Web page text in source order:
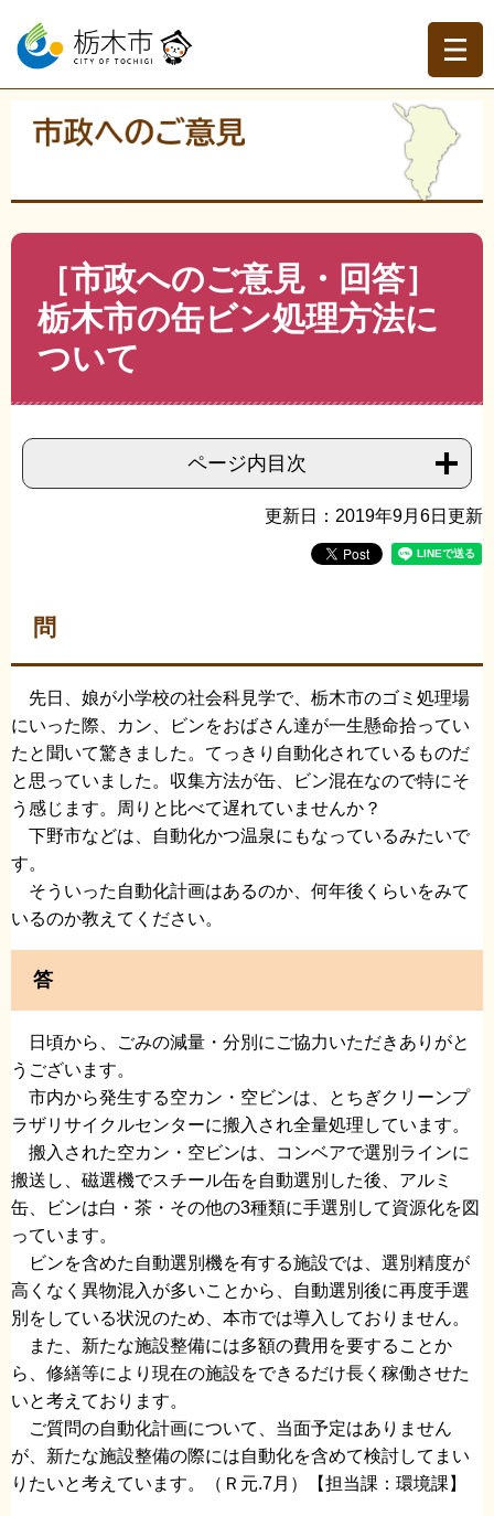
ー
の
ニ
ー
て
本
現在地
今までのご意見を読む
［市政へのご意
見・回答］栃木市の缶ビン処理方法について
［市政へのご意見・回答］
栃木市の缶ビン処理方法に
ついて
ページ内目次
更新日：2019年9月6日更新
問
先日、娘が小学校の社会科見学で、栃木市のゴミ処理場
にいった際、カン、ビンをおばさん達が一生懸命拾ってい
たと聞いて驚きました。てっきり自動化されているものだ
と思っていました。収集方法が缶、ビン混在なので特にそ
う感じます。周りと比べて遅れていませんか？
下野市などは、自動化かつ温泉にもなっているみたいで
す。
そういった自動化計画はあるのか、何年後くらいをみて
いるのか教えてください。
答
日頃から、ごみの減量・分別にご協力いただきありがと
うございます。
市内から発生する空カン・空ビンは、とちぎクリーンプ
ラザリサイクルセンターに搬入され全量処理しています。
搬入された空カン・空ビンは、コンベアで選別ラインに
搬送し、磁選機でスチール缶を自動選別した後、アルミ
缶、ビンは白・茶・その他の3種類に手選別して資源化を図
っています。
ビンを含めた自動選別機を有する施設では、選別精度が
高くなく異物混入が多いことから、自動選別後に再度手選
別をしている状況のため、本市では導入しておりません。
また、新たな施設整備には多額の費用を要することか
ら、修繕等により現在の施設をできるだけ長く稼働させた
いと考えております。
ご質問の自動化計画について、当面予定はありません
が、新たな施設整備の際には自動化を含めて検討してまい
りたいと考えています。（Ｒ元.7月）【担当課：環境課】